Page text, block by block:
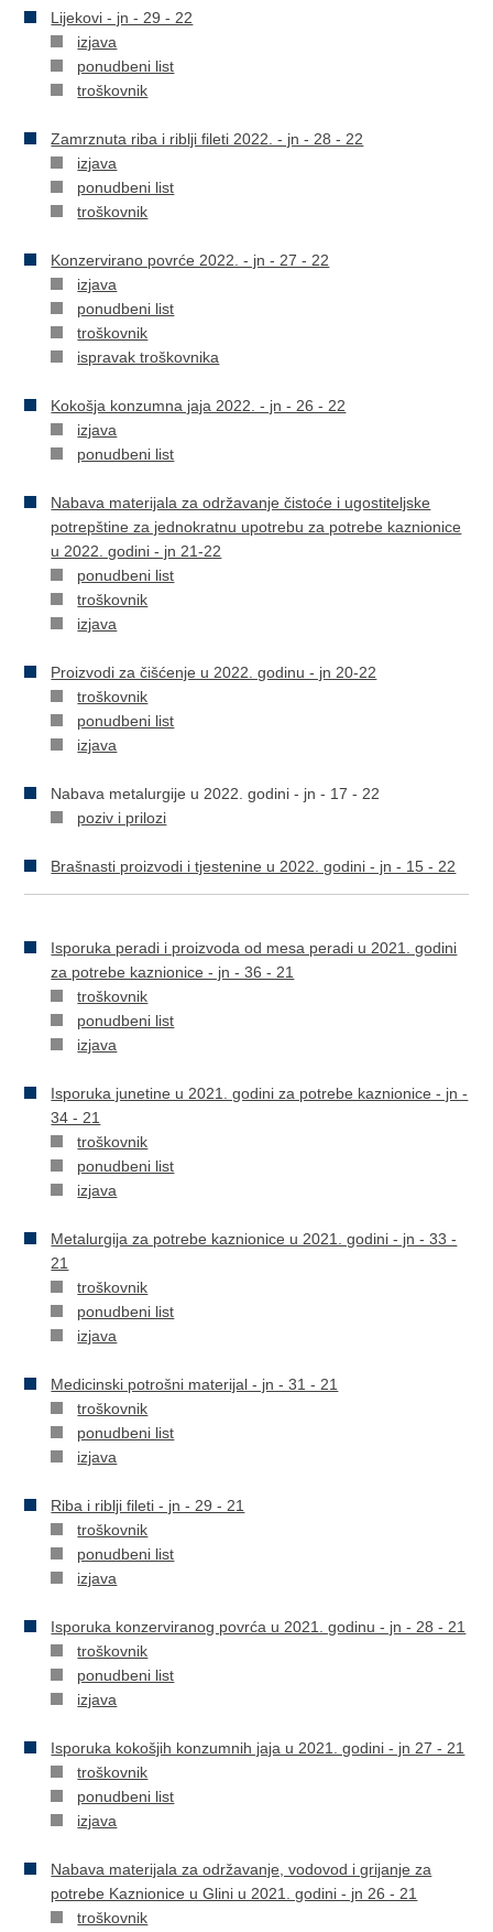
Lijekovi - jn - 29 - 22
izjava
ponudbeni list
troškovnik
Zamrznuta riba i riblji fileti 2022. - jn - 28 - 22
izjava
ponudbeni list
troškovnik
Konzervirano povrće 2022. - jn - 27 - 22
izjava
ponudbeni list
troškovnik
ispravak troškovnika
Kokošja konzumna jaja 2022. - jn - 26 - 22
izjava
ponudbeni list
Nabava materijala za održavanje čistoće i ugostiteljske
potrepštine za jednokratnu upotrebu za potrebe kaznionice
u 2022. godini - jn 21-22
ponudbeni list
troškovnik
izjava
Proizvodi za čišćenje u 2022. godinu - jn 20-22
troškovnik
ponudbeni list
izjava
Nabava metalurgije u 2022. godini - jn - 17 - 22
poziv i prilozi
Brašnasti proizvodi i tjestenine u 2022. godini - jn - 15 - 22
Isporuka peradi i proizvoda od mesa peradi u 2021. godini
za potrebe kaznionice - jn - 36 - 21
troškovnik
ponudbeni list
izjava
Isporuka junetine u 2021. godini za potrebe kaznionice - jn -
34 - 21
troškovnik
ponudbeni list
izjava
Metalurgija za potrebe kaznionice u 2021. godini - jn - 33 -
21
troškovnik
ponudbeni list
izjava
Medicinski potrošni materijal - jn - 31 - 21
troškovnik
ponudbeni list
izjava
Riba i riblji fileti - jn - 29 - 21
troškovnik
ponudbeni list
izjava
Isporuka konzerviranog povrća u 2021. godinu - jn - 28 - 21
troškovnik
ponudbeni list
izjava
Isporuka kokošjih konzumnih jaja u 2021. godini - jn 27 - 21
troškovnik
ponudbeni list
izjava
Nabava materijala za održavanje, vodovod i grijanje za
potrebe Kaznionice u Glini u 2021. godini - jn 26 - 21
troškovnik